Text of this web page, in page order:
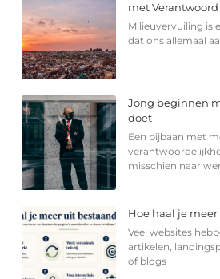
met
Milieuvervuiling is
dat ons allemaal
Jong beginnen
doet
Een bijbaan met
misschien naar
Hoe haal je
Veel websites
artikelen,
of blogs